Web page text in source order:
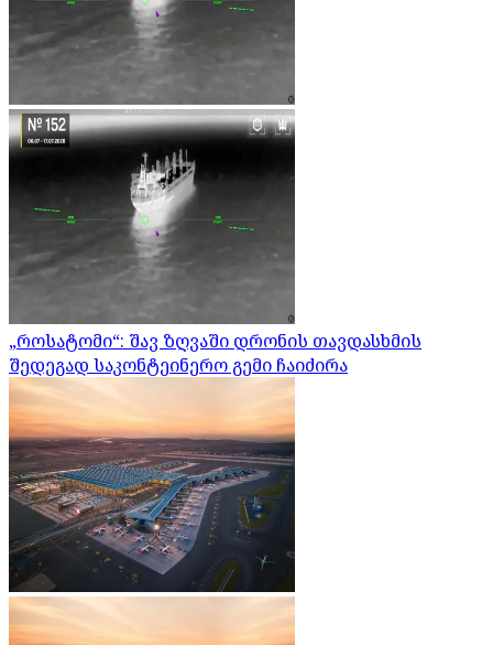
„როსატომი“: შავ ზღვაში დრონის თავდასხმის
შედეგად საკონტეინერო გემი ჩაიძირა